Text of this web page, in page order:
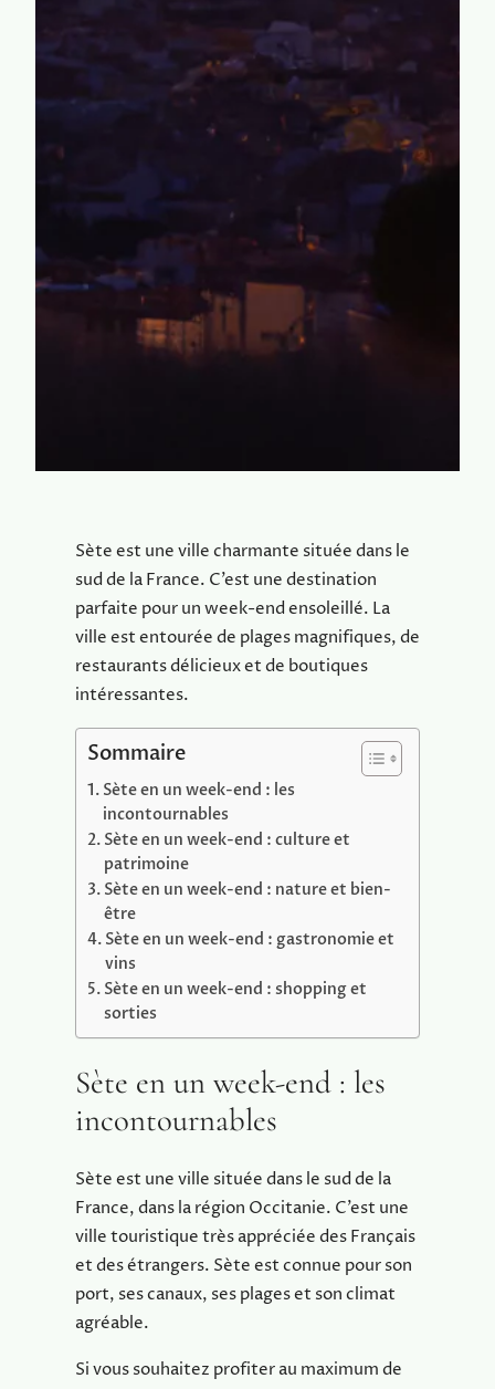
Sète est une ville charmante située dans le
sud de la France. C’est une destination
parfaite pour un week-end ensoleillé. La
ville est entourée de plages magnifiques, de
restaurants délicieux et de boutiques
intéressantes.
Sommaire
Sète en un week-end : les
incontournables
Sète en un week-end : culture et
patrimoine
Sète en un week-end : nature et bien-
être
Sète en un week-end : gastronomie et
vins
Sète en un week-end : shopping et
sorties
Sète en un week-end : les
incontournables
Sète est une ville située dans le sud de la
France, dans la région Occitanie. C’est une
ville touristique très appréciée des Français
et des étrangers. Sète est connue pour son
port, ses canaux, ses plages et son climat
agréable.
Si vous souhaitez profiter au maximum de